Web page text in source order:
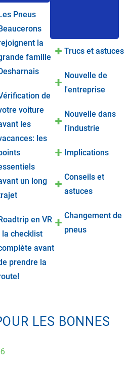
LES BONNES
Pneus
la
famille
de
voiture
les
les
un long
en VR
la checklist
avant
prendre la
Trucs et astuces
Nouvelle de
l'entreprise
Nouvelle dans
l'industrie
Implications
Conseils et
astuces
Changement de
pneus